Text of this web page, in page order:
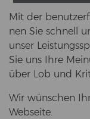
Mit der
nen Sie schnell
unser
Sie uns Ihre
über Lob und
Wir wün­schen
Web­sei­te.